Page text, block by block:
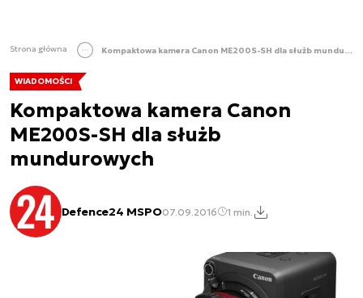
Strona główna Kompaktowa kamera Canon ME200S-SH dla służb mundurowych
WIADOMOŚCI
Kompaktowa kamera Canon
ME200S-SH dla służb
mundurowych
Defence24 MSPO07.09.2016 1 min.